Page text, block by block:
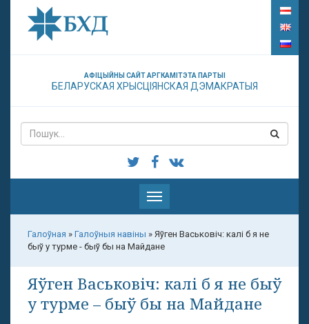
АФІЦЫЙНЫ САЙТ АРГКАМІТЭТА ПАРТЫІ
БЕЛАРУСКАЯ ХРЫСЦІЯНСКАЯ ДЭМАКРАТЫЯ
Паказаць
меню
Галоўная » Галоўныя навіны » Яўген Васьковіч: калі б я не
быў у турме - быў бы на Майдане
Яўген Васьковіч: калі б я не быў
у турме – быў бы на Майдане